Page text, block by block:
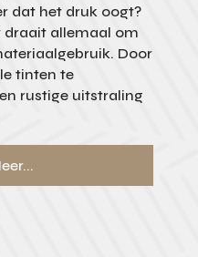
dat het druk oogt?
draait allemaal om
Door
tinten te
rustige uitstraling